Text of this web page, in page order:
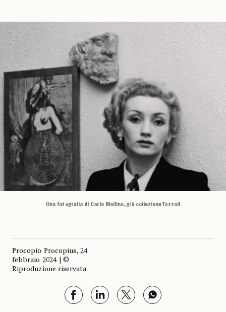
Una fotografia di Carlo Mollino, già collezione Tazzoli
Procopio Procopius, 24
febbraio 2024 | ©
Riproduzione riservata